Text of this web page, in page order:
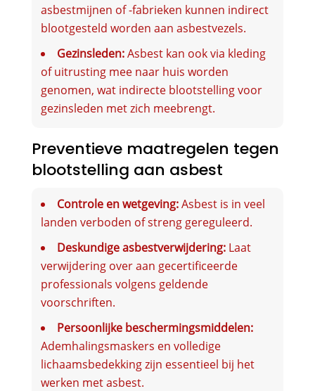
asbestmijnen of -fabrieken kunnen indirect
blootgesteld worden aan asbestvezels.
Gezinsleden:Asbest kan ook via kleding
of uitrusting mee naar huis worden
genomen, wat indirecte blootstelling voor
gezinsleden met zich meebrengt.
Preventieve maatregelen tegen
blootstelling aan asbest
Controle en wetgeving:Asbest is in veel
landen verboden of streng gereguleerd.
Deskundige asbestverwijdering:Laat
verwijdering over aan gecertificeerde
professionals volgens geldende
voorschriften.
Persoonlijke beschermingsmiddelen:
Ademhalingsmaskers en volledige
lichaamsbedekking zijn essentieel bij het
werken met asbest.